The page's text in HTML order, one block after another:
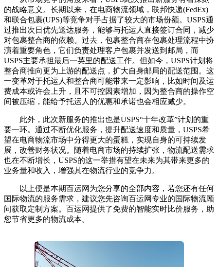
的战略意义。长期以来，在电商物流领域，联邦快递(FedEx)
和联合包裹(UPS)等竞争对手占据了较大的市场份额。USPS通
过推出次日优先送达服务，能够与托运人直接签订合同，减少
对包裹整合商的依赖。过去，包裹整合商在包裹处理流程中扮
演着重要角色，它们负责处理客户包裹并发送到邮局，而
USPS主要承担最后一英里的配送工作。但如今，USPS计划将
整合商推向更为上游的配送点，扩大自身邮局的配送范围。这
一变革对于托运人和整合商可能带来一定影响，比如时间及运
费成本或许会上升，且不可控因素增加，因为整合商的操作空
间被压缩，能给予托运人的优惠和承诺也会相应减少。
此外，此次新服务的推出也是USPS“十年改革”计划的重
要一环。通过不断优化服务，提升配送速度和质量，USPS希
望在电商物流市场中分得更大的蛋糕，实现自身的可持续发
展，改善财务状况。随着电商市场的持续扩张，物流配送需求
也在不断增长，USPS的这一举措有望在未来为其带来更多的
业务量和收入，增强其在物流行业的竞争力。
以上便是本期百运网为您分享的全部内容，若您还有任何
国际物流的服务需求，建议您先咨询百运网专业的国际物流顾
问获取定制方案。百运网提供了免费的智能实时比价服务，助
您节省更多的物流成本。